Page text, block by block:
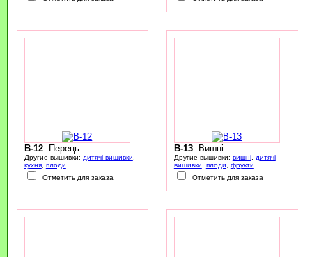
B-12: Перець
Другие вышивки: дитячі вишивки
кухня, плоди
Отметить для заказа
B-13: Вишні
Другие вышивки: вишні,
дитячі
вишивки
плоди
фрукти
Отметить для заказа